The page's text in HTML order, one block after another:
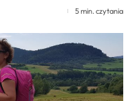
5 min. czytania